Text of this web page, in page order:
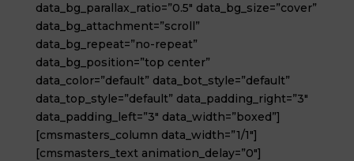
data_bg_parallax_ratio=”0.5″ data_bg_size=”cover”
data_bg_attachment=”scroll”
data_bg_repeat=”no-repeat”
data_bg_position=”top center”
data_color=”default” data_bot_style=”default”
data_top_style=”default” data_padding_right=”3″
data_padding_left=”3″ data_width=”boxed”]
[cmsmasters_column data_width=”1/1″]
[cmsmasters_text animation_delay=”0″]